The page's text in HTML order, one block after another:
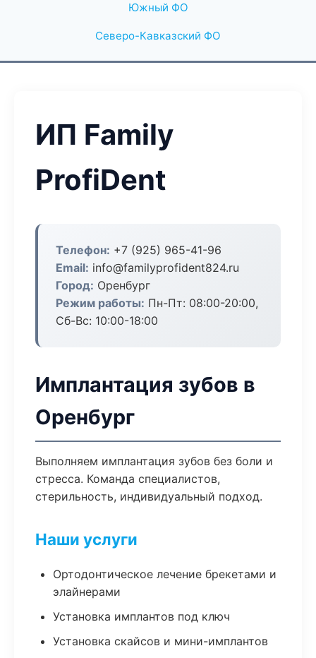
Южный ФО
Северо-Кавказский ФО
ИП Family
ProfiDent
Телефон: +7 (925) 965-41-96
Email: info@familyprofident824.ru
Город: Оренбург
Режим работы: Пн-Пт: 08:00-20:00,
Сб-Вс: 10:00-18:00
Имплантация зубов в
Оренбург
Выполняем имплантация зубов без боли и
стресса. Команда специалистов,
стерильность, индивидуальный подход.
Наши услуги
Ортодонтическое лечение брекетами и
элайнерами
Установка имплантов под ключ
Установка скайсов и мини-имплантов